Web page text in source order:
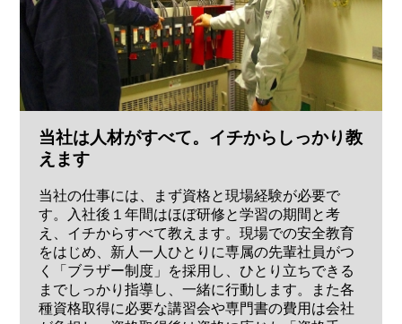
当社は人材がすべて。イチからしっかり教
えます
当社の仕事には、まず資格と現場経験が必要で
す。入社後１年間はほぼ研修と学習の期間と考
え、イチからすべて教えます。現場での安全教育
をはじめ、新人一人ひとりに専属の先輩社員がつ
く「ブラザー制度」を採用し、ひとり立ちできる
までしっかり指導し、一緒に行動します。また各
種資格取得に必要な講習会や専門書の費用は会社